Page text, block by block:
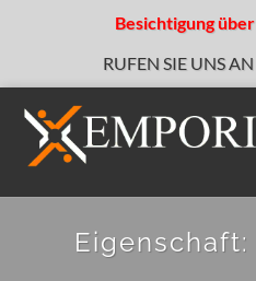
Besichtigung über
RUFEN SIE UNS AN
Eigenschaft: